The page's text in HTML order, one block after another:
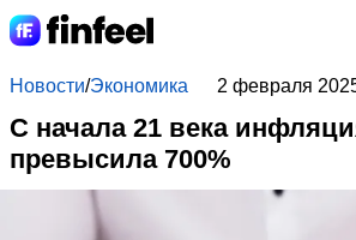
Новости/Экономика 2 февраля
С начала 21 века
превысила 700%